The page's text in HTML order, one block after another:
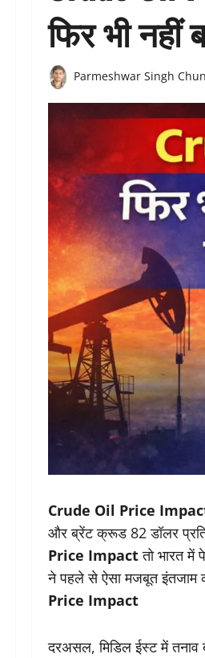
फिर भी
Parmeshwar Singh
Crude Oil Price
और ब्रेंट क्रूड 82 डॉलर
Price Impactतो भारत में
ने पहले से ऐसा मजबूत इंतजाम
Price Impact
दरअसल, मिडिल ईस्ट में